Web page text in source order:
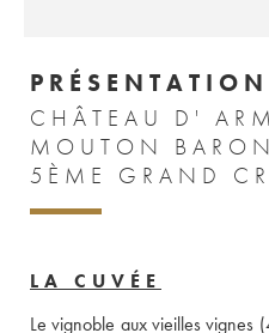
CHÂTEAU D'
MOUTON
LA CUVÉE
Le vignoble aux vieilles vignes